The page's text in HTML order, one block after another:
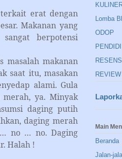
erat dengan
Makanan yang
berpotensi
makanan
saat itu, masakan
alami. Gula
ya. Minyak
daging putih
daging merah
no … no. Daging
Halah !
Lomba
ODOP
REVIEW
Main
Beranda
Jalan-